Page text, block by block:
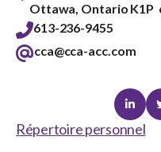
Ottawa, Ontario K1P
613-236-9455
cca@cca-acc.com
Répertoire personnel